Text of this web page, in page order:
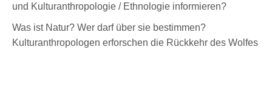
und Kulturanthropologie / Ethnologie informieren?
Was ist Natur? Wer darf über sie bestimmen?
Kulturanthropologen erforschen die Rückkehr des Wolfes